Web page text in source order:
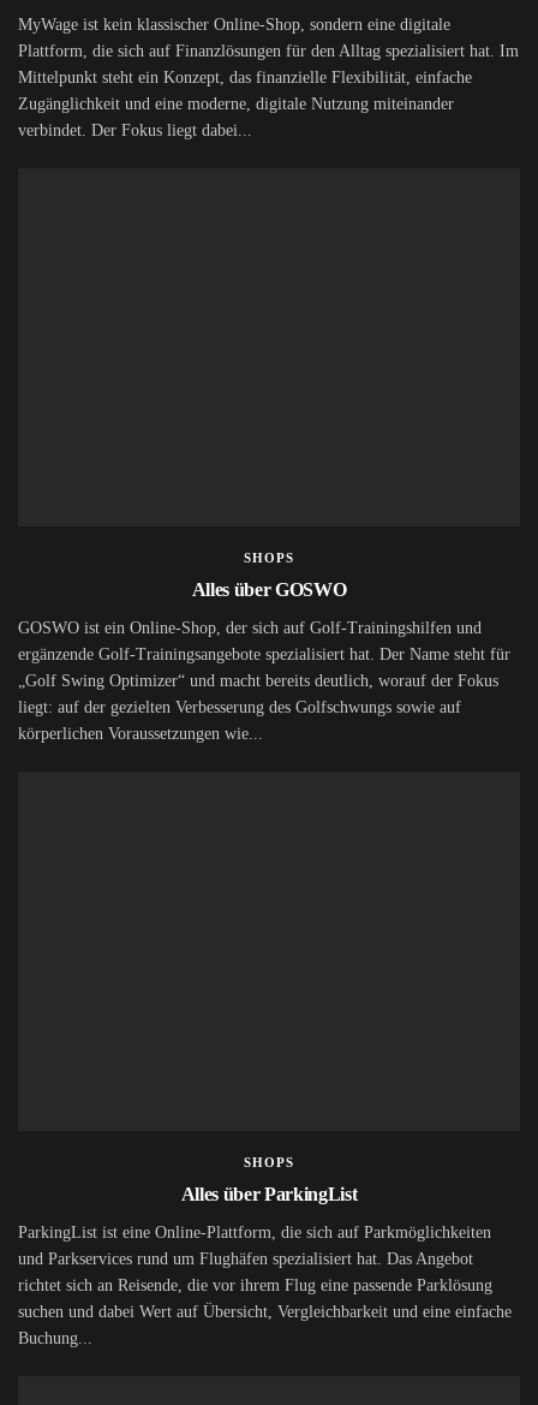
MyWage ist kein klassischer Online-Shop, sondern eine digitale
Plattform, die sich auf Finanzlösungen für den Alltag spezialisiert hat. Im
Mittelpunkt steht ein Konzept, das finanzielle Flexibilität, einfache
Zugänglichkeit und eine moderne, digitale Nutzung miteinander
verbindet. Der Fokus liegt dabei...
SHOPS
Alles über GOSWO
GOSWO ist ein Online-Shop, der sich auf Golf-Trainingshilfen und
ergänzende Golf-Trainingsangebote spezialisiert hat. Der Name steht für
„Golf Swing Optimizer“ und macht bereits deutlich, worauf der Fokus
liegt: auf der gezielten Verbesserung des Golfschwungs sowie auf
körperlichen Voraussetzungen wie...
SHOPS
Alles über ParkingList
ParkingList ist eine Online-Plattform, die sich auf Parkmöglichkeiten
und Parkservices rund um Flughäfen spezialisiert hat. Das Angebot
richtet sich an Reisende, die vor ihrem Flug eine passende Parklösung
suchen und dabei Wert auf Übersicht, Vergleichbarkeit und eine einfache
Buchung...